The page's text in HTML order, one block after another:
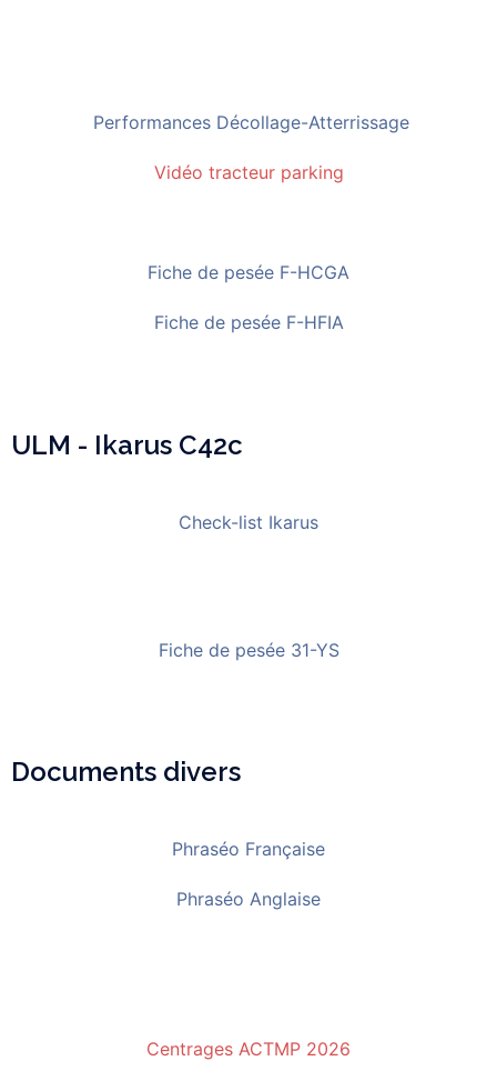
Performances Décollage-Atterrissage
Vidéo tracteur parking
Fiche de pesée F-HCGA
Fiche de pesée F-HFIA
ULM - Ikarus C42c
Check-list Ikarus
Fiche de pesée 31-YS
Documents divers
Phraséo Française
Phraséo Anglaise
Centrages ACTMP 2026